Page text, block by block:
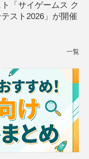
「サイゲームス ク
スト2026」が開催
一覧